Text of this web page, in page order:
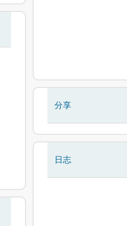
分享
日志